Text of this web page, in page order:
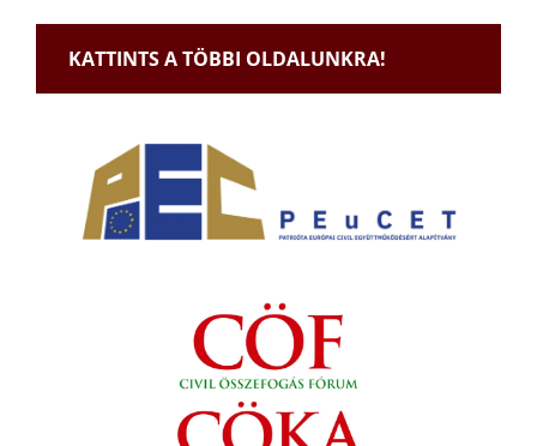
KATTINTS A TÖBBI OLDALUNKRA!